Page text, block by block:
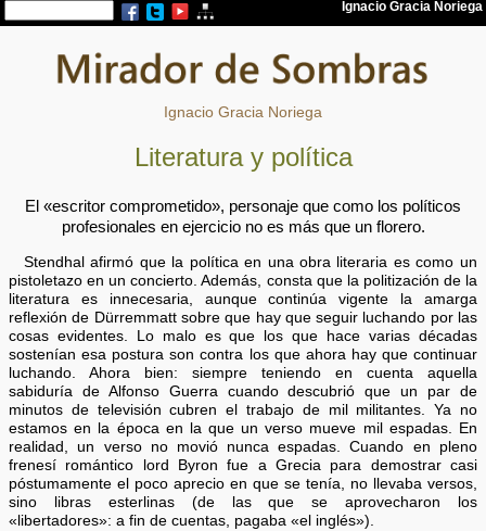
Ignacio Gracia Noriega
Literatura y política
El «escritor comprometido», personaje que como los políticos
profesionales en ejercicio no es más que un florero.
Stendhal afirmó que la política en una obra literaria es como un
pistoletazo en un concierto. Además, consta que la politización de la
literatura es innecesaria, aunque continúa vigente la amarga
reflexión de Dürremmatt sobre que hay que seguir luchando por las
cosas evidentes. Lo malo es que los que hace varias décadas
sostenían esa postura son contra los que ahora hay que continuar
luchando. Ahora bien: siempre teniendo en cuenta aquella
sabiduría de Alfonso Guerra cuando descubrió que un par de
minutos de televisión cubren el trabajo de mil militantes. Ya no
estamos en la época en la que un verso mueve mil espadas. En
realidad, un verso no movió nunca espadas. Cuando en pleno
frenesí romántico lord Byron fue a Grecia para demostrar casi
póstumamente el poco aprecio en que se tenía, no llevaba versos,
sino libras esterlinas (de las que se aprovecharon los
«libertadores»: a fin de cuentas, pagaba «el inglés»).